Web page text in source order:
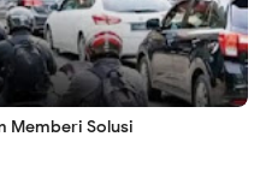
Memberi Solusi